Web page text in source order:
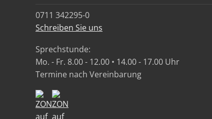
0711 342295-0
Schreiben Sie uns
Sprechstunde:
Mo. - Fr. 8.00 - 12.00 • 14.00 - 17.00 Uhr
Termine nach Vereinbarung